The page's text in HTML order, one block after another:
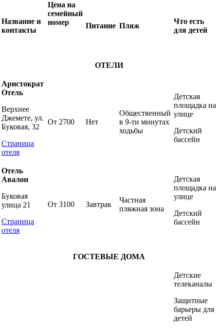
Название и
контакты
Цена на
семейный
номер
Питание Пляж
Что есть
для детей
ОТЕЛИ
Аристократ
Отель
Верхнее
Джемете, ул.
Буковая, 32
Страница
отеля
От 2700 Нет
Общественный
в 9-ти минутах
ходьбы
Детская
площадка на
улице
Детский
бассейн
Отель
Авалон
Буковая
улица 21
Страница
отеля
От 3100 Завтрак
Частная
пляжная зона
Детская
площадка на
улице
Детский
бассейн
ГОСТЕВЫЕ ДОМА
Детские
телеканалы
Защитные
барьеры для
детей